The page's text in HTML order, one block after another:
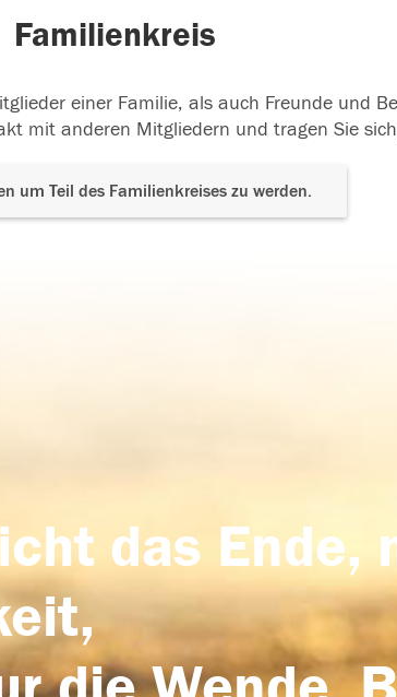
Familienkreis
einer Familie, als auch Freunde und
mit anderen Mitgliedern und tragen Sie
um Teil des Familienkreises zu werden.
das Ende,